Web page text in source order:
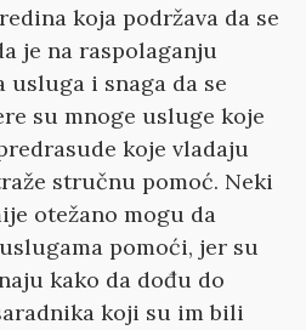
koja podržava da se
je na raspolaganju
i snaga da se
su mnoge usluge koje
koje vladaju
stručnu pomoć. Neki
otežano mogu da
pomoći, jer su
kako da dođu do
koji su im bili